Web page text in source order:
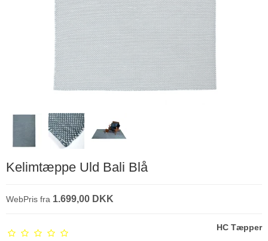
Kelimtæppe Uld Bali Blå
WebPris fra 1.699,00 DKK
HC Tæpper